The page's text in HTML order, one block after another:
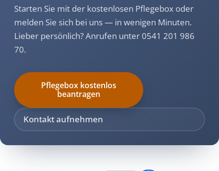
Starten Sie mit der kostenlosen Pflegebox oder
melden Sie sich bei uns — in wenigen Minuten.
Lieber persönlich? Anrufen unter 0541 201 986
70.
Pflegebox kostenlos
beantragen
Kontakt aufnehmen